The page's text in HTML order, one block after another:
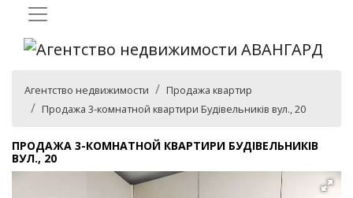
Агентство недвижимости
Продажа квартир
Продажа 3-комнатной квартири Будівельників вул., 20
ПРОДАЖА 3-КОМНАТНОЙ КВАРТИРИ БУДІВЕЛЬНИКІВ
ВУЛ., 20